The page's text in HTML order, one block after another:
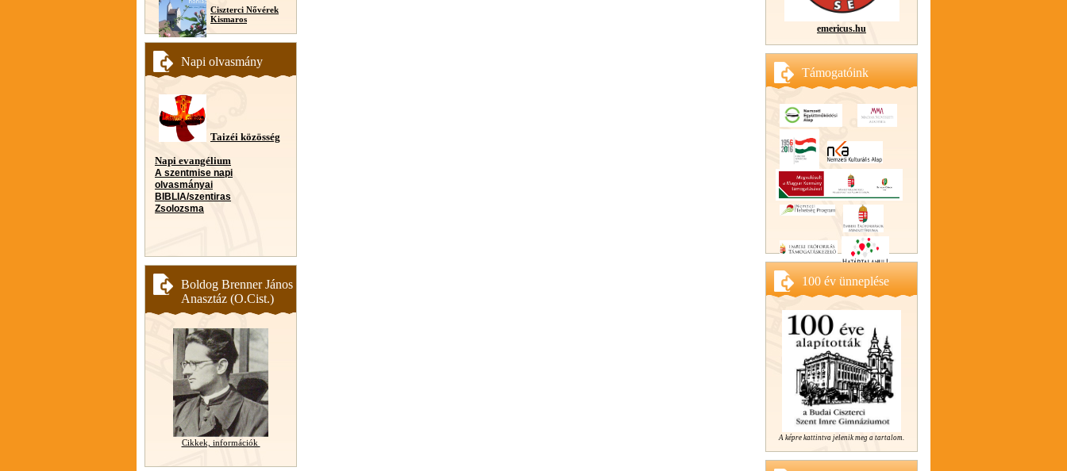
Ciszterci Nővérek
Kismaros
Napi olvasmány
Taizéi közösség
Napi evangélium
A szentmise napi
olvasmányai
BIBLIA/szentiras
Zsolozsma
Boldog Brenner János
Anasztáz (O.Cist.)
Cikkek, információk
emericus.hu
Támogatóink
100 év ünneplése
A képre kattintva jelenik meg a tartalom.